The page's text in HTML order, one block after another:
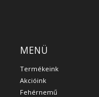
MENÜ
Termékeink
Akcióink
Fehérnemű